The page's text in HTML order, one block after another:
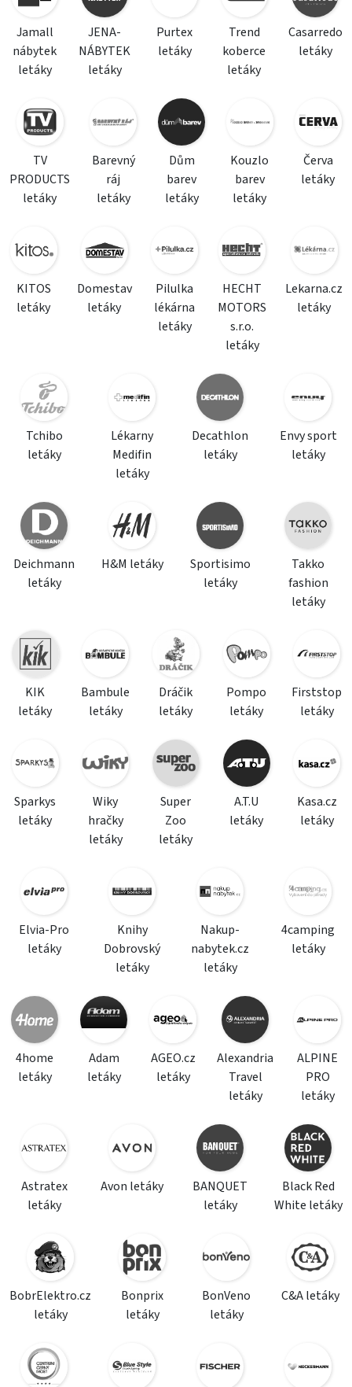
Jamall
nábytek
letáky
JENA-
NÁBYTEK
letáky
Purtex
letáky
Trend
koberce
letáky
Casarredo
letáky
TV
PRODUCTS
letáky
Barevný
ráj
letáky
Dům
barev
letáky
Kouzlo
barev
letáky
Červa
letáky
KITOS
letáky
Domestav
letáky
Pilulka
lékárna
letáky
HECHT
MOTORS
s.r.o.
letáky
Lekarna.cz
letáky
Tchibo
letáky
Lékarny
Medifin
letáky
Decathlon
letáky
Envy sport
letáky
Deichmann
letáky
H&M letáky
Sportisimo
letáky
Takko
fashion
letáky
KIK
letáky
Bambule
letáky
Dráčik
letáky
Pompo
letáky
Firststop
letáky
Sparkys
letáky
Wiky
hračky
letáky
Super
Zoo
letáky
A.T.U
letáky
Kasa.cz
letáky
Elvia-Pro
letáky
Knihy
Dobrovský
letáky
Nakup-
nabytek.cz
letáky
4camping
letáky
4home
letáky
Adam
letáky
AGEO.cz
letáky
Alexandria
Travel
letáky
ALPINE
PRO
letáky
Astratex
letáky
Avon letáky
BANQUET
letáky
Black Red
White letáky
BobrElektro.cz
letáky
Bonprix
letáky
BonVeno
letáky
C&A letáky